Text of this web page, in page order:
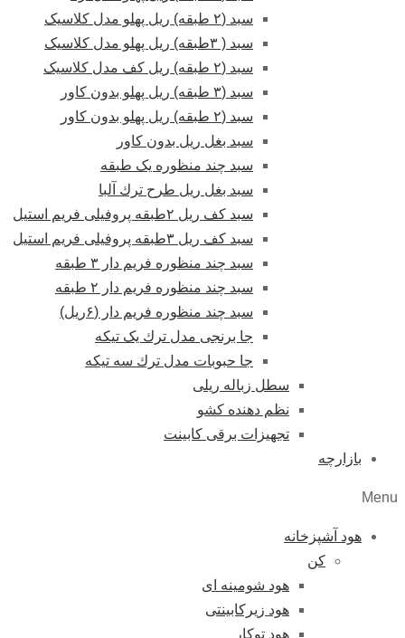
سبد (۲ طبقه) ریل پهلو مدل کلاسیک
سبد ( ۳طبقه) ریل پهلو مدل کلاسیک
سبد (۲ طبقه) ریل کف مدل کلاسیک
سبد (۳ طبقه) ریل پهلو بدون کاور
سبد (۲ طبقه) ریل پهلو بدون کاور
سبد بغل ریل بدون کاور
سبد چند منظوره یک طبقه
سبد بغل ریل طرح ترك آلبا
سبد کف ریل ۲طبقه پروفیلی فریم استیل
سبد کف ریل ۳طبقه پروفیلی فریم استیل
سبد چند منظوره فریم دار ۳ طبقه
سبد چند منظوره فریم دار ۲ طبقه
سبد چند منظوره فریم دار (۶ریل)
جا برنجی مدل ترك یک تیکه
جا حبوبات مدل ترك سه تیکه
سطل زباله ریلی
نظم دهنده کشو
تجهیزات برقی کابینت
بازارچه
Menu
هود آشپزخانه
کن
هود شومینه ای
هود زیرکابینتی
هود توکار